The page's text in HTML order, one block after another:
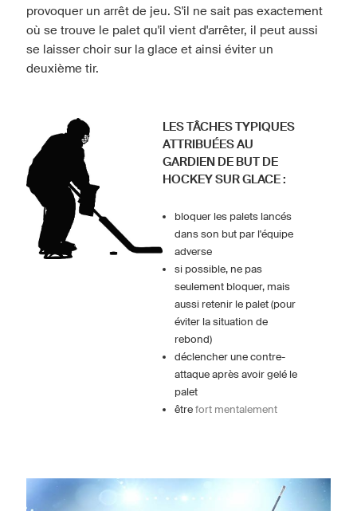
provoquer un arrêt de jeu. S'il ne sait pas exactement
où se trouve le palet qu'il vient d'arrêter, il peut aussi
se laisser choir sur la glace et ainsi éviter un
deuxième tir.
LES TÂCHES TYPIQUES
ATTRIBUÉES AU
GARDIEN DE BUT DE
HOCKEY SUR GLACE :
bloquer les palets lancés
dans son but par l'équipe
adverse
si possible, ne pas
seulement bloquer, mais
aussi retenir le palet (pour
éviter la situation de
rebond)
déclencher une contre-
attaque après avoir gelé le
palet
être fort mentalement